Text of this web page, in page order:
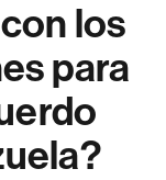
los
para